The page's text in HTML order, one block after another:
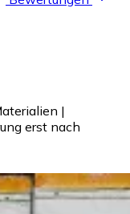
|
erst nach